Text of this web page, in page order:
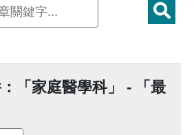
「家庭醫學科」 - 「最